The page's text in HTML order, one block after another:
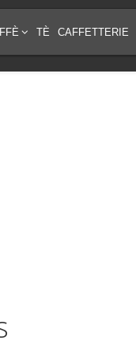
TÈ CAFFETTERIE